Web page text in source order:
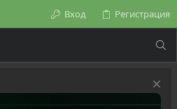
Вход Регистрация